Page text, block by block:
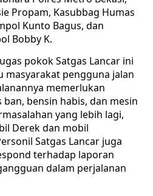
Propam, Kasubbag Humas
Kunto Bagus, dan
Bobby K.
pokok Satgas Lancar ini
pengguna jalan
memerlukan
bensin habis, dan mesin
yang lebih lagi,
Derek dan mobil
Satgas Lancar juga
terhadap laporan
dalam perjalanan